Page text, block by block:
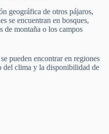
geográfica de otros pájaros,
se encuentran en bosques,
de montaña o los campos
pueden encontrar en regiones
del clima y la disponibilidad de